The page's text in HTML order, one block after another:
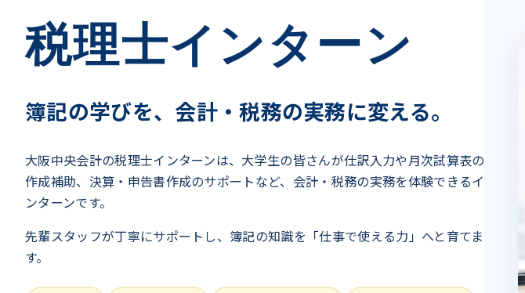
税理士インターン
簿記の学びを、会計・税務の実務に変える。
大阪中央会計の税理士インターンは、大学生の皆さんが仕訳入力や月次試算表の
作成補助、決算・申告書作成のサポートなど、会計・税務の実務を体験できるイ
ンターンです。
先輩スタッフが丁寧にサポートし、簿記の知識を「仕事で使える力」へと育てま
す。